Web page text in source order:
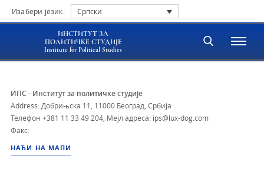
Изабери језик: Српски
ИНСТИТУТ ЗА
ПОЛИТИЧКЕ СТУДИЈЕ
Institute for Political Studies
ИПС - Институт за политичке студије
Address: Добрињска 11, 11000 Београд, Србија
Телефон +381 11 33 49 204 Мејл адреса: ips@lux-dog.com
Факс:
НАЂИ НА МАПИ